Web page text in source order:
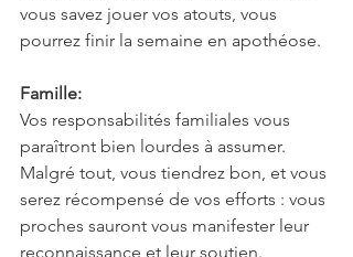
vous savez jouer vos atouts, vous
pourrez finir la semaine en apothéose.
Famille:
Vos responsabilités familiales vous
paraîtront bien lourdes à assumer.
Malgré tout, vous tiendrez bon, et vous
serez récompensé de vos efforts : vous
proches sauront vous manifester leur
reconnaissance et leur soutien.